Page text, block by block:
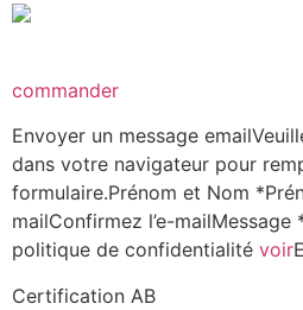
commander
Envoyer un message
dans votre navigateur pour
formulaire.Prénom et Nom
mailConfirmez l’e-mailMessage
politique de confidentialité voir
Certification AB